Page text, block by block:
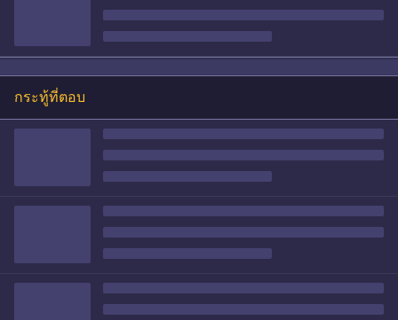
กระทู้ที่ตอบ